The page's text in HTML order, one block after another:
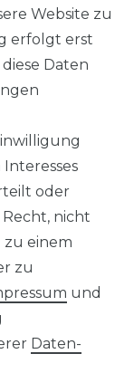
Kontakt
Website zu
erfolgt erst
Daten
oder
nicht
einem
zu
und
Daten­